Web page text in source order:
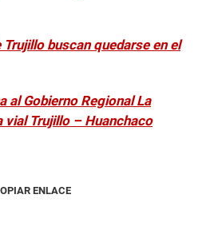
buscan quedarse en el
al Gobierno Regional La
vial Trujillo – Huanchaco
ENLACE